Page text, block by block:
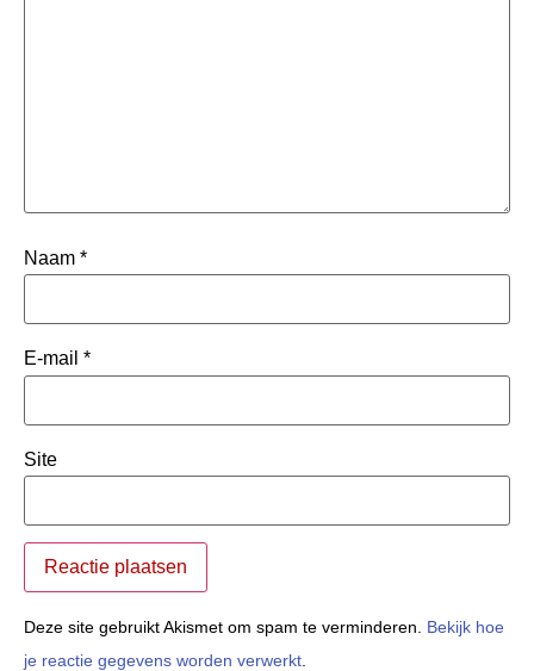
Naam *
E-mail *
Site
Deze site gebruikt Akismet om spam te verminderen. Bekijk hoe
je reactie gegevens worden verwerkt